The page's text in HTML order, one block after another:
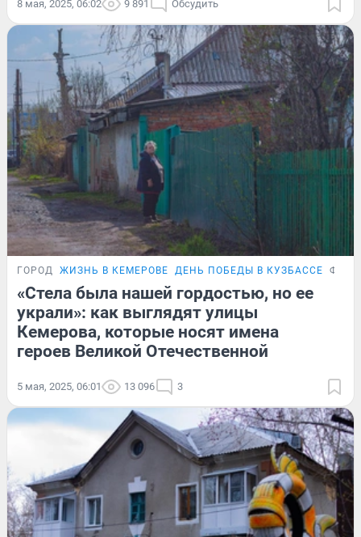
8 мая, 2025, 06:02 9 891 Обсудить
ГОРОД ЖИЗНЬ В КЕМЕРОВЕ ДЕНЬ ПОБЕДЫ В КУЗБАССЕ
«Стела была нашей гордостью, но ее
украли»: как выглядят улицы
Кемерова, которые носят имена
героев Великой Отечественной
5 мая, 2025, 06:01 13 096 3